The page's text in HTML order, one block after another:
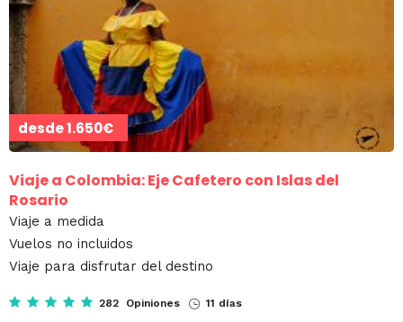
desde1.650€
Viaje a Colombia: Eje Cafetero con Islas del
Rosario
Viaje a medida
Vuelos no incluidos
Viaje para disfrutar del destino
282 Opiniones 11 días